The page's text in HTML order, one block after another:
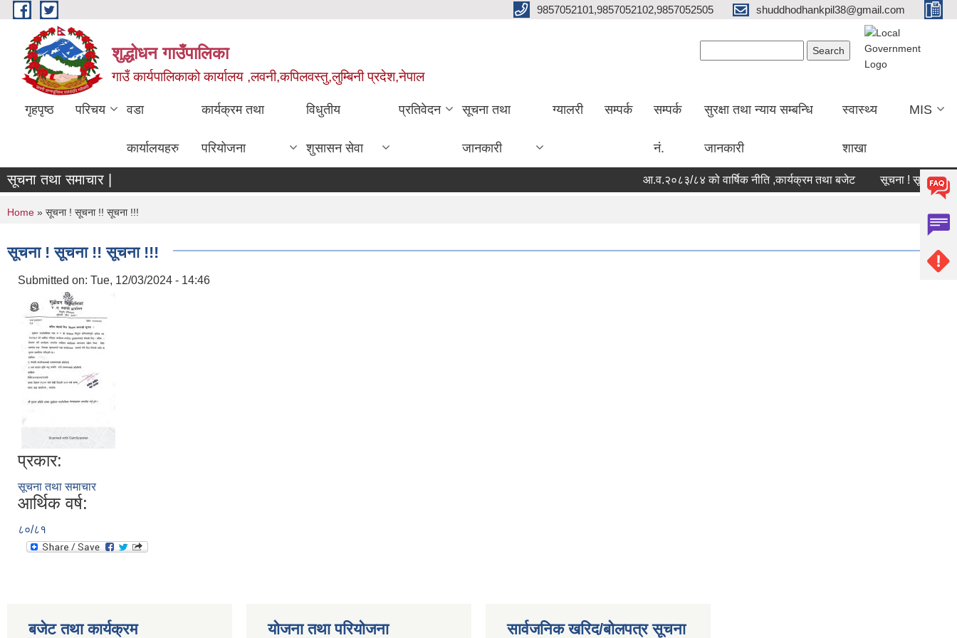
Skip to main content 9857052101,9857052102,9857052505 shuddhodhankpil38@gmail.com
शुद्धोधन गाउँपालिका
गाउँ कार्यपालिकाको कार्यालय ,लवनी,कपिलवस्तु,लुम्बिनी प्रदेश,नेपाल
गृहपृष्ठ परिचय वडा
कार्यालयहरु
कार्यक्रम तथा
परियोजना
विधुतीय
शुसासन सेवा
प्रतिवेदन सूचना तथा
जानकारी
ग्यालरी सम्पर्क सम्पर्क
नं.
सुरक्षा तथा न्याय सम्बन्धि
जानकारी
स्वास्थ्य
शाखा
MIS
सूचना तथा समाचार | आ.व.२०८३/८४ को वार्षिक नीति ,कार्यक्रम तथा बजेट सूचना ! सूचना !!
You are here
Home » सूचना ! सूचना !! सूचना !!!
सूचना ! सूचना !! सूचना !!!
Submitted on: Tue, 12/03/2024 - 14:46
प्रकार:
सूचना तथा समाचार
आर्थिक वर्ष:
८०/८१
बजेट तथा कार्यक्रम योजना तथा परियोजना सार्वजनिक खरिद/बोलपत्र सूचना